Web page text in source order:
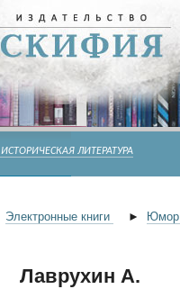
ЛИТЕРАТУРА
Электронные книги ► Юмор
Лаврухин А.